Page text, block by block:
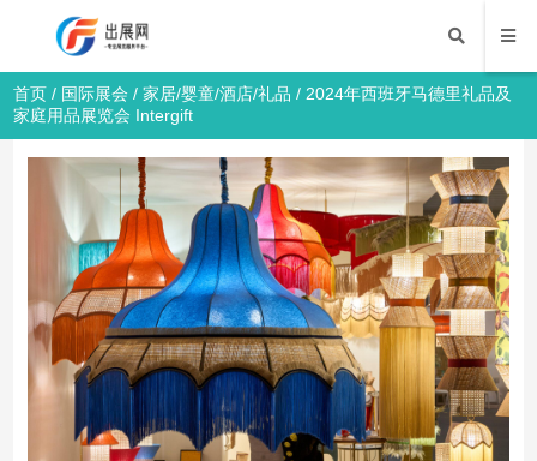
首页 / 国际展会 /家居/婴童/酒店/礼品 / 2024年西班牙马德里礼品及
家庭用品展览会 Intergift